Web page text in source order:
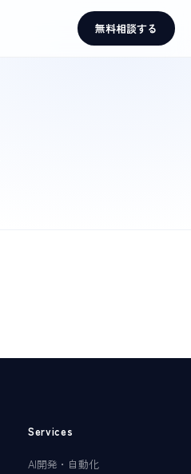
無料相談する
Services
AI開発・自動化